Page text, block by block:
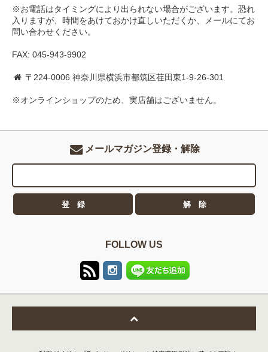
※お電話はタイミングにより出られない場合がございます。恐れ
入りますが、時間をあけておかけ直しいただくか、メールにてお
問い合わせください。
FAX: 045-943-9902
〒224-0006 神奈川県横浜市都筑区荏田東1-9-26-301
※オンラインショップのため、実店舗はございません。
メールマガジン登録・解除
FOLLOW US